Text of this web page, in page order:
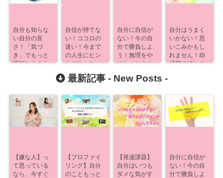
自分も知らな
い自分の良
さ！「気づ
き」でもっと
理解しよう！
自信が持てな
い！ココロの
迷い！今まで
の人生にヒン
トがあった
【発達課題】
自分に自信が
ない！今の自
分で勝負しよ
う！無理をや
めちゃおう！
自分はうまく
いかない！思
いこみかもし
れません！幼
児期の頃との
最新記事 - New Posts -
【嫌な人】っ
て思っている
なら、今すぐ
【プロファイ
リング】自分
のこともっと
【発達課題】
自分はいつも
ダメな気がす
自分に自信が
ない！今の自
分で勝負しよ